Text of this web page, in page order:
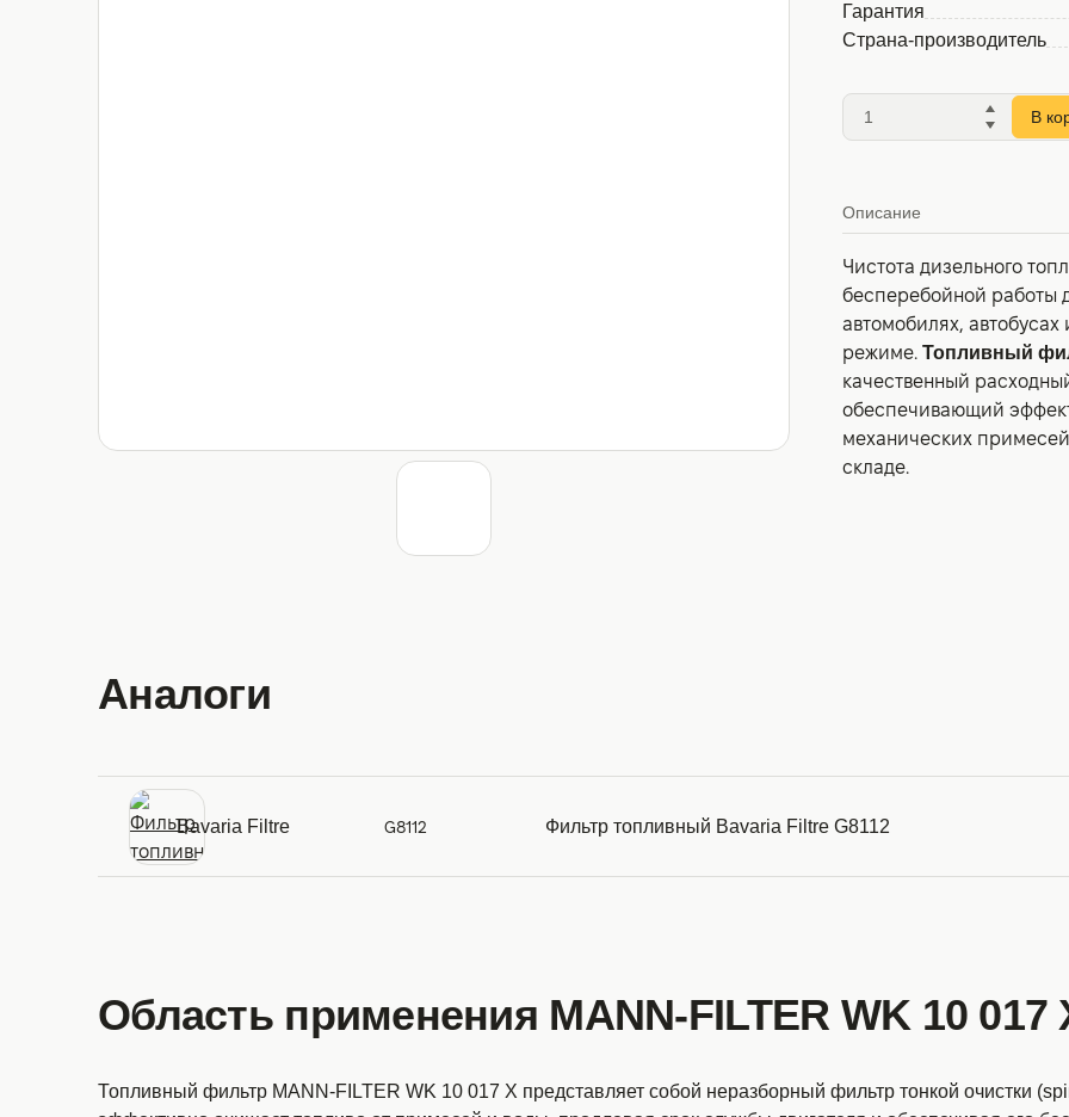
Гарантия
Страна-производитель
В
Описание
Чистота дизельного
бесперебойной работы
автомобилях,
режиме. Топливный
качественный
обеспечивающий
механических
складе.
Аналоги
Bavaria Filtre G8112 Фильтр топливный Bavaria Filtre G8112
Область применения MANN-FILTER WK 10 017
Топливный фильтр MANN-FILTER WK 10 017 X представляет собой неразборный фильтр тонкой очистки